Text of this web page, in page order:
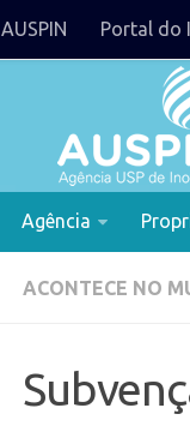
AUSPIN Portal do
Agência
ACONTECE NO